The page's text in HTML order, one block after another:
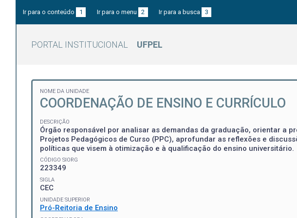
Ir para o conteúdo 1 Ir para o menu 2 Ir para a busca 3
PORTAL INSTITUCIONAL UFPEL
NOME DA UNIDADE
COORDENAÇÃO DE ENSINO E CURRÍCULO
DESCRIÇÃO
Órgão responsável por analisar as demandas da graduação, orientar a
Projetos Pedagógicos de Curso (PPC), aprofundar as reflexões e
políticas que visem à otimização e à qualificação do ensino universitário.
CÓDIGO SIORG
223349
SIGLA
CEC
UNIDADE SUPERIOR
Pró-Reitoria de Ensino